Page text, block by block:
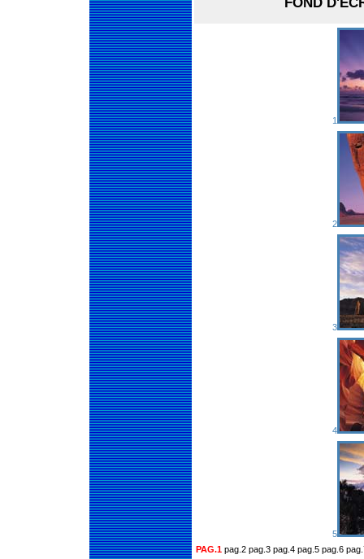
1
2
3
4
5
PAG.1 pag.2 pag.3 pag.4 pag.5 pag.6